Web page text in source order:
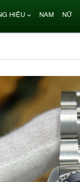
HIỆU NAM NỮ